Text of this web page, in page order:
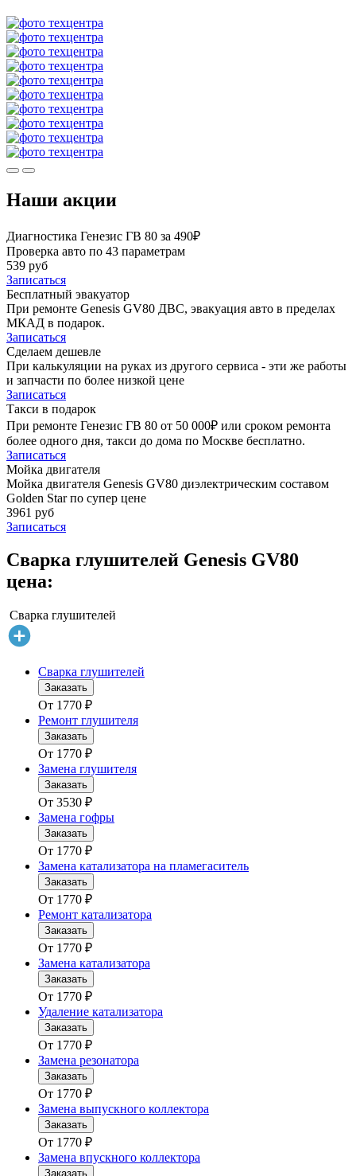
Наши акции
Диагностика Генезис ГВ 80 за 490₽
Проверка авто по 43 параметрам
539 руб
Записаться
Бесплатный эвакуатор
При ремонте Genesis GV80 ДВС, эвакуация авто в пределах
МКАД в подарок.
Записаться
Сделаем дешевле
При калькуляции на руках из другого сервиса - эти же работы
и запчасти по более низкой цене
Записаться
Такси в подарок
При ремонте Генезис ГВ 80 от 50 000₽ или сроком ремонта
более одного дня, такси до дома по Москве бесплатно.
Записаться
Мойка двигателя
Мойка двигателя Genesis GV80 диэлектрическим составом
Golden Star по супер цене
3961 руб
Записаться
Сварка глушителей Genesis GV80
цена:
Сварка глушителей
Сварка глушителей
Заказать
От 1770 ₽
Ремонт глушителя
Заказать
От 1770 ₽
Замена глушителя
Заказать
От 3530 ₽
Замена гофры
Заказать
От 1770 ₽
Замена катализатора на пламегаситель
Заказать
От 1770 ₽
Ремонт катализатора
Заказать
От 1770 ₽
Замена катализатора
Заказать
От 1770 ₽
Удаление катализатора
Заказать
От 1770 ₽
Замена резонатора
Заказать
От 1770 ₽
Замена выпускного коллектора
Заказать
От 1770 ₽
Замена впускного коллектора
Заказать